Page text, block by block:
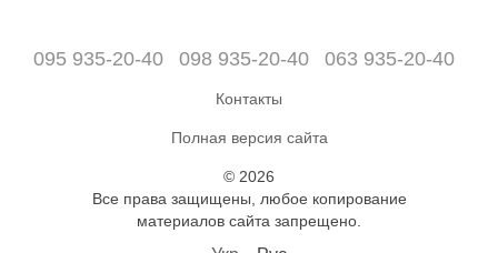
095 935-20-40 098 935-20-40 063 935-20-40
Контакты
Полная версия сайта
© 2026
Все права защищены, любое копирование
материалов сайта запрещено.